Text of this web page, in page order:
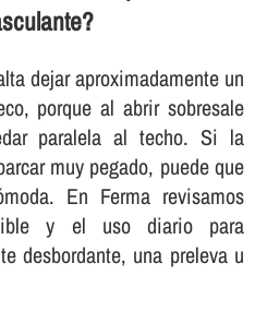
dejar aproximadamente un
porque al abrir sobresale
paralela al techo. Si la
muy pegado, puede que
En Ferma revisamos
y el uso diario para
desbordante, una preleva u